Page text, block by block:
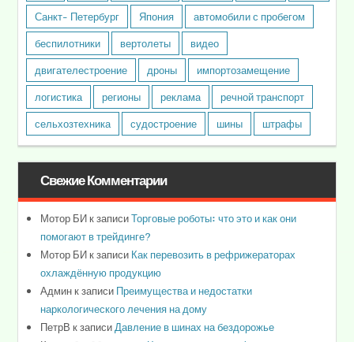
Санкт- Петербург
Япония
автомобили с пробегом
беспилотники
вертолеты
видео
двигателестроение
дроны
импортозамещение
логистика
регионы реклама
речной транспорт
сельхозтехника
судостроение шины штрафы
Свежие Комментарии
Мотор БИк записиТорговые роботы: что это и как они
помогают в трейдинге?
Мотор БИк записиКак перевозить в рефрижераторах
охлаждённую продукцию
Админк записиПреимущества и недостатки
наркологического лечения на дому
ПетрВ к записиДавление в шинах на бездорожье